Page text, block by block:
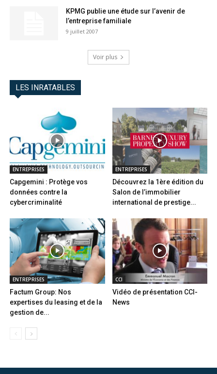
KPMG publie une étude sur l’avenir de
l’entreprise familiale
9 juillet 2007
Voir plus
LES INRATABLES
ENTREPRISES
Capgemini : Protège vos
données contre la
cybercriminalité
ENTREPRISES
Découvrez la 1ère édition du
Salon de l’immobilier
international de prestige...
ENTREPRISES
Factum Group: Nos
expertises du leasing et de la
gestion de...
CCI
Vidéo de présentation CCI-
News